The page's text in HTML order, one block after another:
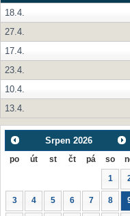
18.4.
27.4.
17.4.
23.4.
10.4.
13.4.
Srpen 2026
po út st čt pá so
1
3 4 5 6 7 8